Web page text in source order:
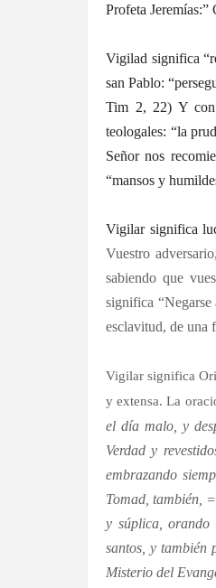
Profeta
Vigilad significa
san Pablo:
Tim 2, 22) Y con
teologales: “la
Señor nos
“mansos y
Vigilar significa
Vuestro
sabiendo que
significa
esclavitud, de una
Vigilar significa
y extensa. La
el día malo, y
Verdad y
embrazando
Tomad, también,
y súplica, orando
santos, y
Misterio del